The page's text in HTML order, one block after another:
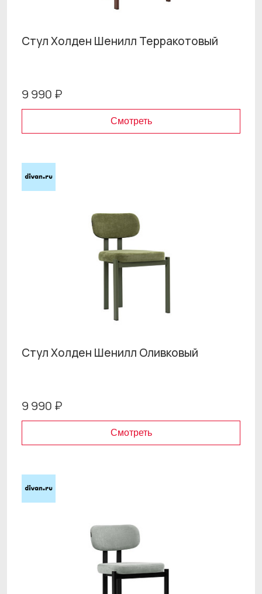
Стул Холден Шенилл Терракотовый
9 990 ₽
Смотреть
Стул Холден Шенилл Оливковый
9 990 ₽
Смотреть